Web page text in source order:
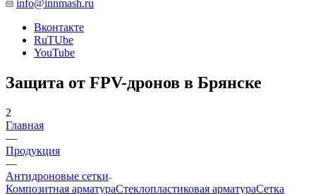
info@innmash.ru
Вконтакте
RuTUbe
YouTube
Защита от FPV-дронов в Брянске
2
Главная
—
Продукция
—
Антидроновые сетки
Композитная арматураCтеклопластиковая арматураСетка